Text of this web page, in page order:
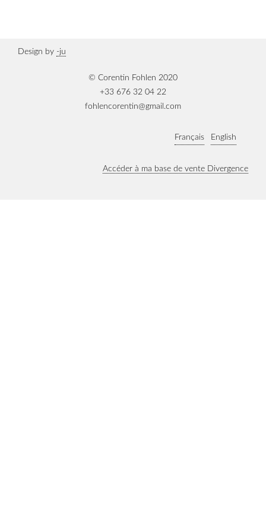
Design by -ju
© Corentin Fohlen 2020
+33 676 32 04 22
fohlencorentin@gmail.com
Français English
Accéder à ma base de vente Divergence